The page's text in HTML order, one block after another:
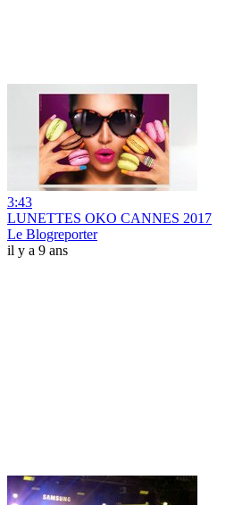
3:43
LUNETTES OKO CANNES 2017
Le Blogreporter
il y a 9 ans